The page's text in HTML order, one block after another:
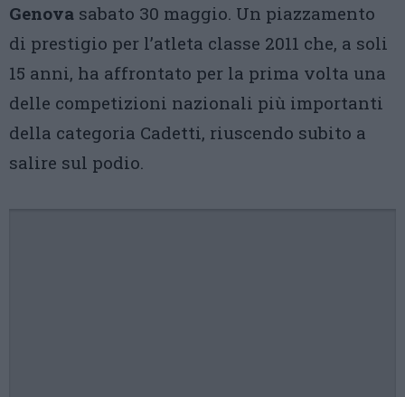
Genova sabato 30 maggio. Un piazzamento
di prestigio per l’atleta classe 2011 che, a soli
15 anni, ha affrontato per la prima volta una
delle competizioni nazionali più importanti
della categoria Cadetti, riuscendo subito a
salire sul podio.